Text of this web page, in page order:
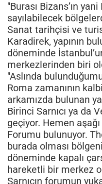
"Burası Bizans’ın
sayılabilecek
Sanat tarihçisi ve
Karadirek, yapının
döneminde
merkezlerinden biri
"Aslında
Roma zamanının
arkamızda bulunan
Birinci Sarnıcı ya da
geçiyor. Hemen
Forumu bulunuyor.
burada olması
döneminde kapalı
hareketli bir merkez
Sarnıcın forumun